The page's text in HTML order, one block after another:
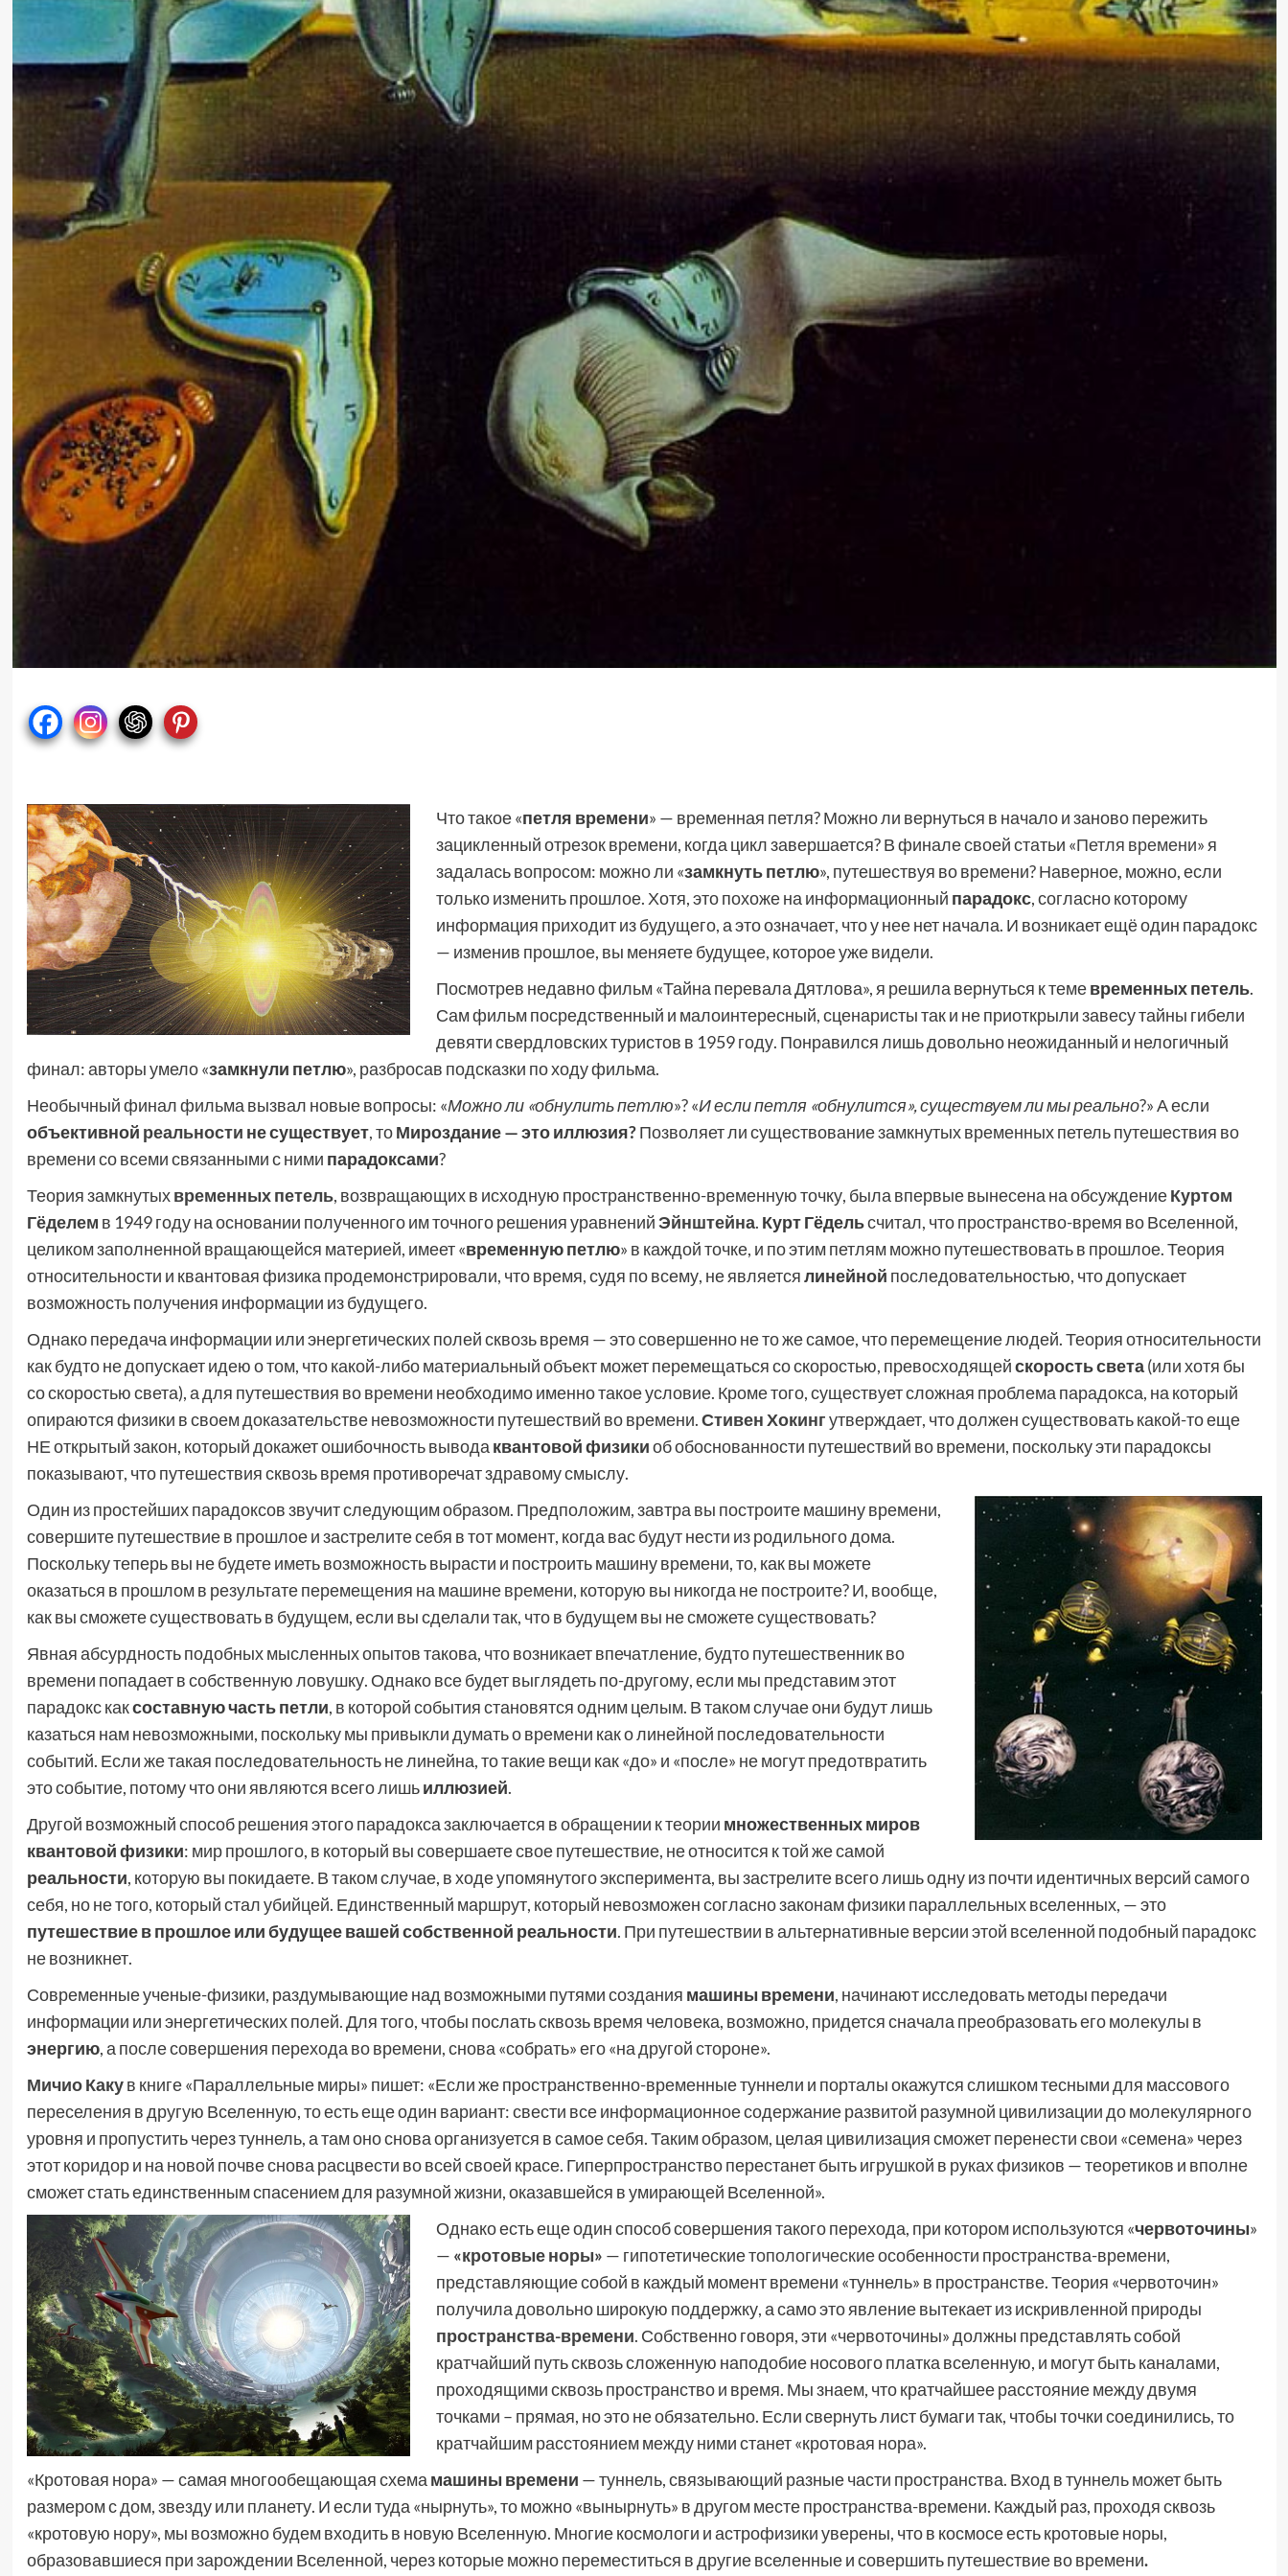
Что такое «петля времени» — временная петля? Можно ли вернуться в начало и заново пережить
зацикленный отрезок времени, когда цикл завершается? В финале своей статьи «Петля времени» я
задалась вопросом: можно ли «замкнуть петлю», путешествуя во времени? Наверное, можно, если
только изменить прошлое. Хотя, это похоже на информационный парадокс, согласно которому
информация приходит из будущего, а это означает, что у нее нет начала. И возникает ещё один парадокс
— изменив прошлое, вы меняете будущее, которое уже видели.
Посмотрев недавно фильм «Тайна перевала Дятлова», я решила вернуться к темевременных петель.
Сам фильм посредственный и малоинтересный, сценаристы так и не приоткрыли завесу тайны гибели
девяти свердловских туристов в 1959 году. Понравился лишь довольно неожиданный и нелогичный
финал: авторы умело «замкнули петлю», разбросав подсказки по ходу фильма.
Необычный финал фильма вызвал новые вопросы: «Можно ли «обнулить петлю»? «И если петля «обнулится», существуем ли мы реально?» А если
объективной реальности не существует, тоМироздание — это иллюзия?Позволяет ли существование замкнутых временных петель путешествия во
времени со всеми связанными с ними парадоксами?
Теория замкнутыхвременных петель, возвращающих в исходную пространственно-временную точку, была впервые вынесена на обсуждениеКуртом
Гёделем в 1949 году на основании полученного им точного решения уравненийЭйнштейна. Курт Гёдельсчитал, что пространство-время во Вселенной,
целиком заполненной вращающейся материей, имеет «временную петлю» в каждой точке, и по этим петлям можно путешествовать в прошлое. Теория
относительности и квантовая физика продемонстрировали, что время, судя по всему, не являетсялинейной последовательностью, что допускает
возможность получения информации из будущего.
Однако передача информации или энергетических полей сквозь время — это совершенно не то же самое, что перемещение людей. Теория относительности
как будто не допускает идею о том, что какой-либо материальный объект может перемещаться со скоростью, превосходящейскорость света(или хотя бы
со скоростью света), а для путешествия во времени необходимо именно такое условие. Кроме того, существует сложная проблема парадокса, на который
опираются физики в своем доказательстве невозможности путешествий во времени.Стивен Хокингутверждает, что должен существовать какой-то еще
НЕ открытый закон, который докажет ошибочность вывода квантовой физикиоб обоснованности путешествий во времени, поскольку эти парадоксы
показывают, что путешествия сквозь время противоречат здравому смыслу.
Один из простейших парадоксов звучит следующим образом. Предположим, завтра вы построите машину времени,
совершите путешествие в прошлое и застрелите себя в тот момент, когда вас будут нести из родильного дома.
Поскольку теперь вы не будете иметь возможность вырасти и построить машину времени, то, как вы можете
оказаться в прошлом в результате перемещения на машине времени, которую вы никогда не построите? И, вообще,
как вы сможете существовать в будущем, если вы сделали так, что в будущем вы не сможете существовать?
Явная абсурдность подобных мысленных опытов такова, что возникает впечатление, будто путешественник во
времени попадает в собственную ловушку. Однако все будет выглядеть по-другому, если мы представим этот
парадокс каксоставную часть петли, в которой события становятся одним целым. В таком случае они будут лишь
казаться нам невозможными, поскольку мы привыкли думать о времени как о линейной последовательности
событий. Если же такая последовательность не линейна, то такие вещи как «до» и «после» не могут предотвратить
это событие, потому что они являются всего лишьиллюзией.
Другой возможный способ решения этого парадокса заключается в обращении к теории множественных миров
квантовой физики: мир прошлого, в который вы совершаете свое путешествие, не относится к той же самой
реальности, которую вы покидаете. В таком случае, в ходе упомянутого эксперимента, вы застрелите всего лишь одну из почти идентичных версий самого
себя, но не того, который стал убийцей. Единственный маршрут, который невозможен согласно законам физики параллельных вселенных, — это
путешествие в прошлое или будущее вашей собственной реальности. При путешествии в альтернативные версии этой вселенной подобный парадокс
не возникнет.
Современные ученые-физики, раздумывающие над возможными путями создания машины времени, начинают исследовать методы передачи
информации или энергетических полей. Для того, чтобы послать сквозь время человека, возможно, придется сначала преобразовать его молекулы в
энергию, а после совершения перехода во времени, снова «собрать» его «на другой стороне».
Мичио Какув книге «Параллельные миры» пишет: «Если же пространственно-временные туннели и порталы окажутся слишком тесными для массового
переселения в другую Вселенную, то есть еще один вариант: свести все информационное содержание развитой разумной цивилизации до молекулярного
уровня и пропустить через туннель, а там оно снова организуется в самое себя. Таким образом, целая цивилизация сможет перенести свои «семена» через
этот коридор и на новой почве снова расцвести во всей своей красе. Гиперпространство перестанет быть игрушкой в руках физиков — теоретиков и вполне
сможет стать единственным спасением для разумной жизни, оказавшейся в умирающей Вселенной».
Однако есть еще один способ совершения такого перехода, при котором используются «червоточины»
— «кротовые норы» — гипотетическиетопологическиеособенности пространства-времени,
представляющие собой в каждый момент времени «туннель» в пространстве. Теория «червоточин»
получила довольно широкую поддержку, а само это явление вытекает из искривленной природы
пространства-времени. Собственно говоря, эти «червоточины» должны представлять собой
кратчайший путь сквозь сложенную наподобие носового платка вселенную, и могут быть каналами,
проходящими сквозь пространство и время. Мы знаем, что кратчайшее расстояние между двумя
точками – прямая, но это не обязательно. Если свернуть лист бумаги так, чтобы точки соединились, то
кратчайшим расстоянием между ними станет «кротовая нора».
«Кротовая нора» — самая многообещающая схема машины времени — туннель, связывающий разные части пространства. Вход в туннель может быть
размером с дом, звезду или планету. И если туда «нырнуть», то можно «вынырнуть» в другом месте пространства-времени. Каждый раз, проходя сквозь
«кротовую нору», мы возможно будем входить в новую Вселенную. Многие космологи и астрофизики уверены, что в космосе есть кротовые норы,
образовавшиеся при зарождении Вселенной, через которые можно переместиться в другие вселенные и совершить путешествие во времени.